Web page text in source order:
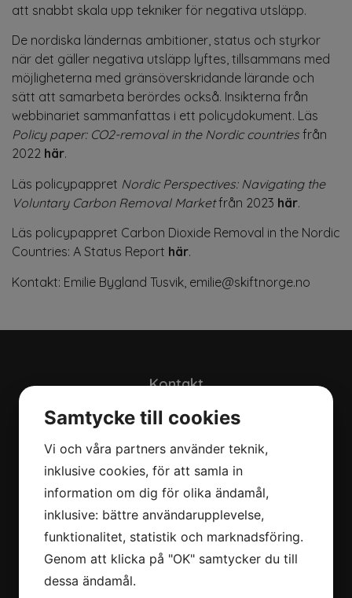
att snabbt skala upp tekniker för negativa utsläpp.
De nordiska ländernas ambitioner, status och styrkor
när det gäller negativa utsläpp lyftes, tillsammans med
möjligheterna med gränsöverskridande lärande och
sätt att samarbeta berördes också. Insikterna från
webbinariet sammanfattas i ett policydokument. Läs
Policy paper: CO2-removal in the Nordic countries från
2022 här.
Läs policypappret Nordic Perspectives: Navigating the
Voluntary Carbon Removal Marketfrån 2023 här.
Läs policypappret Carbon Dioxide Removal in the Nordic
Countries: A Status Report här.
Kontakt: Emilie Bygland Tusvik, emilie@skiftnorge.no
Kontakt
Om oss
Om oss
Bakgrund
Vår strategi
Våra mål
Åtagande
Våra samarbeten
Samtycke till cookies
Vi och våra partners använder teknik,
inklusive cookies, för att samla in
information om dig för olika ändamål,
inklusive: bättre användarupplevelse,
funktionalitet, statistik och marknadsföring.
Genom att klicka på "OK" samtycker du till
dessa ändamål.